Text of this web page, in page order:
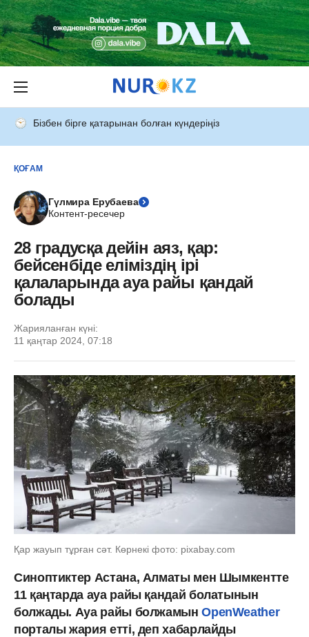
Бізбен бірге қатарынан болған күндеріңіз
ҚОҒАМ
Гүлмира Ерубаева
Контент-ресечер
28 градусқа дейін аяз, қар:
бейсенбіде еліміздің ірі
қалаларында ауа райы қандай
болады
Жарияланған күні:
11 қаңтар 2024, 07:18
Қар жауып тұрған сәт. Көрнекі фото: pixabay.com
Синоптиктер Астана, Алматы мен Шымкентте
11 қаңтарда ауа райы қандай болатынын
болжады. Ауа райы болжамынOpenWeather
порталы жария етті, деп хабарлайды